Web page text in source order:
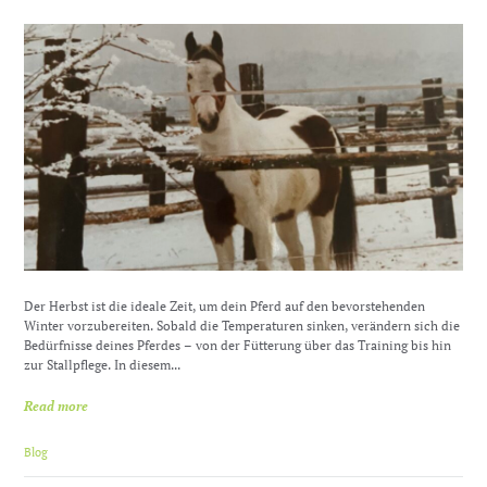
Der Herbst ist die ideale Zeit, um dein Pferd auf den bevorstehenden
Winter vorzubereiten. Sobald die Temperaturen sinken, verändern sich die
Bedürfnisse deines Pferdes – von der Fütterung über das Training bis hin
zur Stallpflege. In diesem...
Read more
Blog